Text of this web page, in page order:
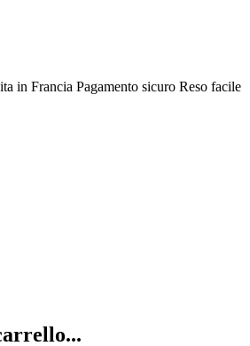
in Francia Pagamento sicuro Reso facile